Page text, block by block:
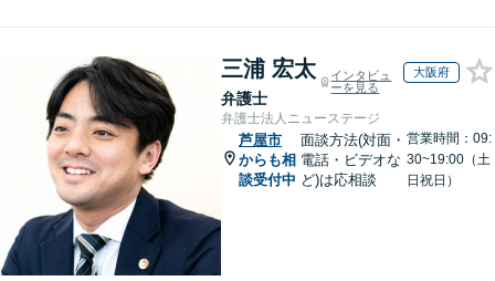
三浦 宏太
弁護士
インタビュ
ーを見る
大阪府
弁護士法人ニューステージ
芦屋市
からも相
談受付中
面談方法(対面・
電話・ビデオな
ど)は応相談
営業時間：09:
30~19:00（土
日祝日）